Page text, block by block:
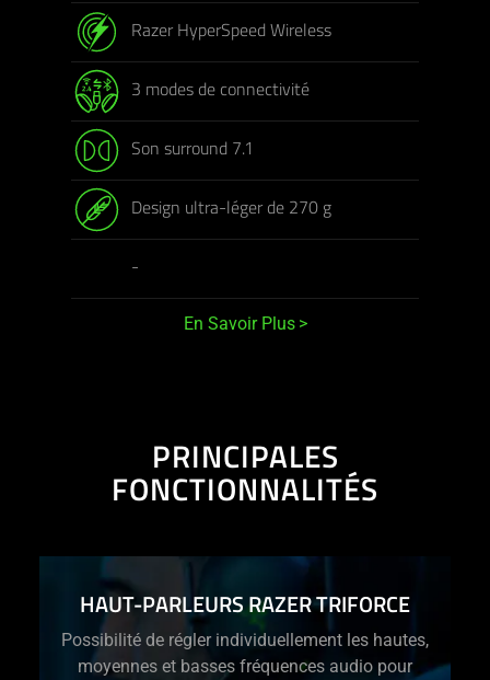
Razer HyperSpeed Wireless
3 modes de connectivité
Son surround 7.1
Design ultra-léger de 270 g
-
En Savoir Plus
PRINCIPALES
FONCTIONNALITÉS
HAUT-PARLEURS RAZER TRIFORCE
Possibilité de régler individuellement les hautes,
moyennes et basses fréquences audio pour